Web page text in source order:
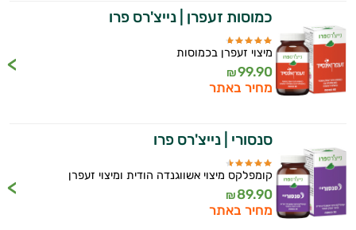
כמוסות זעפרן | נייצ'רס פרו
מיצוי זעפרן בכמוסות
99.90
₪
מחיר באתר
סנסורי | נייצ'רס פרו
קומפלקס מיצוי אשווגנדה הודית ומיצוי זעפרן
89.90
₪
מחיר באתר